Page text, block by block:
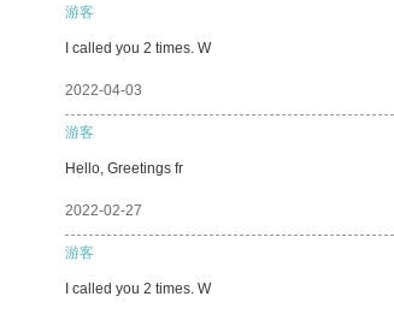
游客
I called you 2 times. W
2022-04-03
游客
Hello, Greetings fr
2022-02-27
游客
I called you 2 times. W